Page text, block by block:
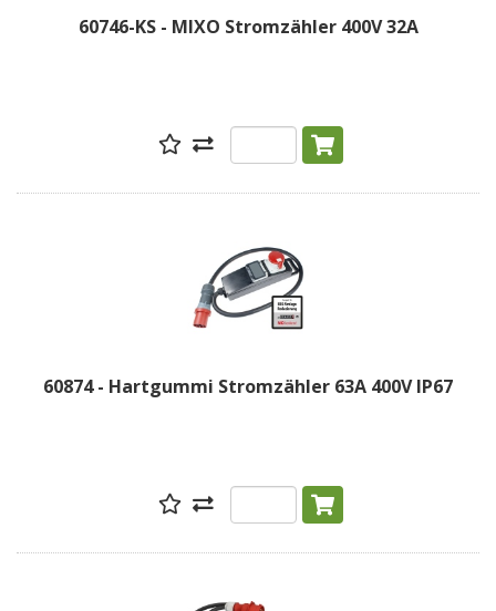
60746-KS - MIXO Stromzähler 400V 32A
60874 - Hartgummi Stromzähler 63A 400V IP67